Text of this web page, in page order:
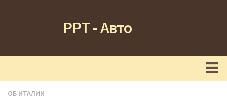
РРТ - Авто
Главная
ОБ ИТАЛИИ